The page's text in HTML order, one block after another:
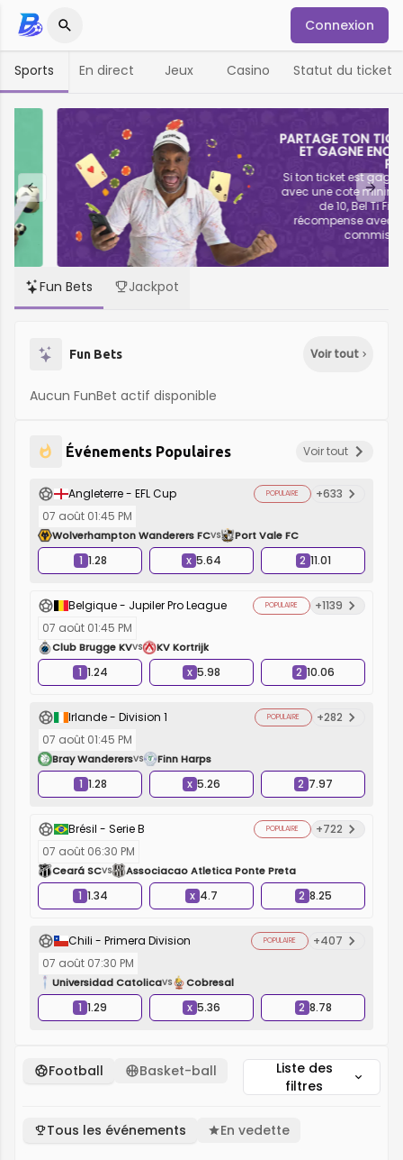
Connexion
Sports En direct Jeux Casino Statut du ticket
PARTAGE TON TICKET
ET GAGNE ENCORE
Si ton ticket est gagnant
avec une cote minimum
de 10, Bel Ti Fich te
récompense avec une
commission!
Previous slide Next
Fun Bets Jackpot
Fun Bets Voir tout
Aucun FunBet actif disponible
Événements Populaires Voir tout
Angleterre - EFL Cup POPULAIRE
+633
07 août 01:45 PM
Wolverhampton Wanderers FCVS Port Vale FC
1 1.28 x 5.64 2 11.01
Belgique - Jupiler Pro League POPULAIRE
+1139
07 août 01:45 PM
Club Brugge KVVS KV Kortrijk
1 1.24 x 5.98 2 10.06
Irlande - Division 1 POPULAIRE
+282
07 août 01:45 PM
Bray WanderersVS Finn Harps
1 1.28 x 5.26 2 7.97
Brésil - Serie B POPULAIRE
+722
07 août 06:30 PM
Ceará SCVS Associacao Atletica Ponte Preta
1 1.34 x 4.7 2 8.25
Chili - Primera Division POPULAIRE
+407
07 août 07:30 PM
Universidad CatolicaVS Cobresal
1 1.29 x 5.36 2 8.78
Football Basket-ball
Liste des
filtres
Tous les événements En vedette